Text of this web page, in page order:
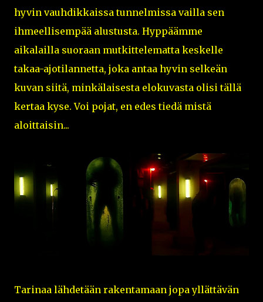
hyvin vauhdikkaissa tunnelmissa vailla sen
ihmeellisempää alustusta. Hyppäämme
aikalailla suoraan mutkittelematta keskelle
takaa-ajotilannetta, joka antaa hyvin selkeän
kuvan siitä, minkälaisesta elokuvasta olisi tällä
kertaa kyse. Voi pojat, en edes tiedä mistä
aloittaisin...
Tarinaa lähdetään rakentamaan jopa yllättävän